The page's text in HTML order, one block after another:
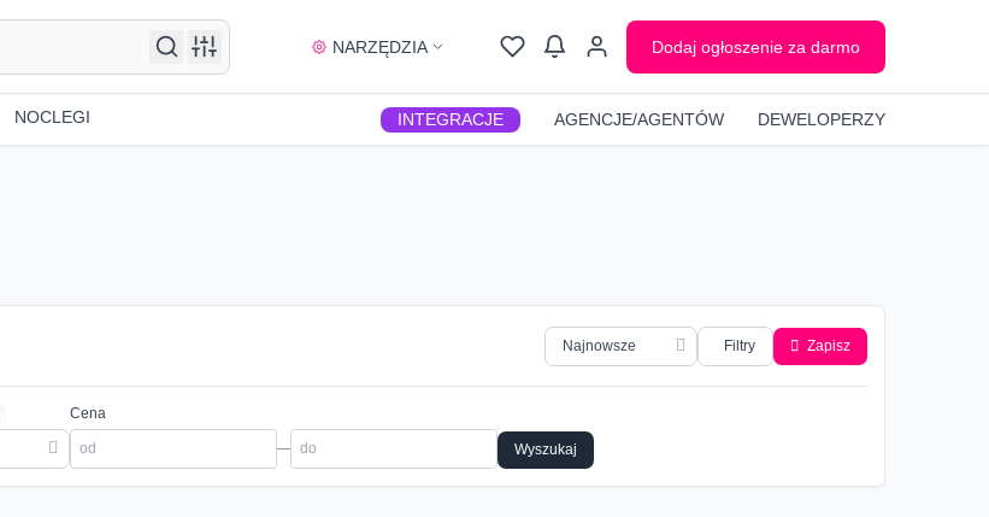
NARZĘDZIA Dodaj ogłoszenie za darmo
NOCLEGI INTEGRACJE AGENCJE/AGENTÓW DEWELOPERZY
Filtry Zapisz
Cena
— Wyszukaj